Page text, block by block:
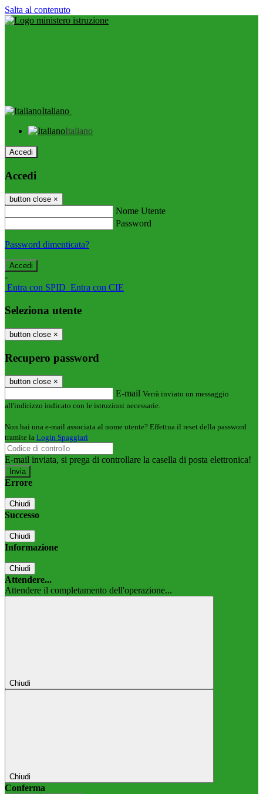
Salta al contenuto
Italiano
Italiano
Accedi
Accedi
button close ×
Nome Utente
Password
Password dimenticata?
-
Entra con SPID Entra con CIE
Seleziona utente
button close ×
Recupero password
button close ×
E-mail Verrà inviato un messaggio
all'indirizzo indicato con le istruzioni necessarie.
Non hai una e-mail associata al nome utente? Effettua il reset della password
tramite la Login Spaggiari
E-mail inviata, si prega di controllare la casella di posta elettronica!
Errore
Chiudi
Successo
Chiudi
Informazione
Chiudi
Attendere...
Attendere il completamento dell'operazione...
Chiudi
Chiudi
Conferma